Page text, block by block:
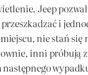
Jeep
i
nie stań
inni próbują